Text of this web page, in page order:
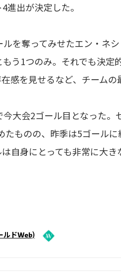
進出が決定した。
を奪ってみせたエン・ネ
う1つのみ。それでも決
感を見せるなど、チーム
大会2ゴール目となった
たものの、昨季は5ゴール
自身にとっても非常に大
ルドWeb)